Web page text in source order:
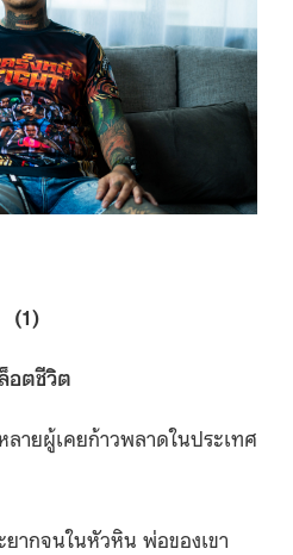
(1)
อตชีวิต
ายผู้เคยก้าวพลาดในประเทศ
ากจนในหัวหิน พ่อของเขา